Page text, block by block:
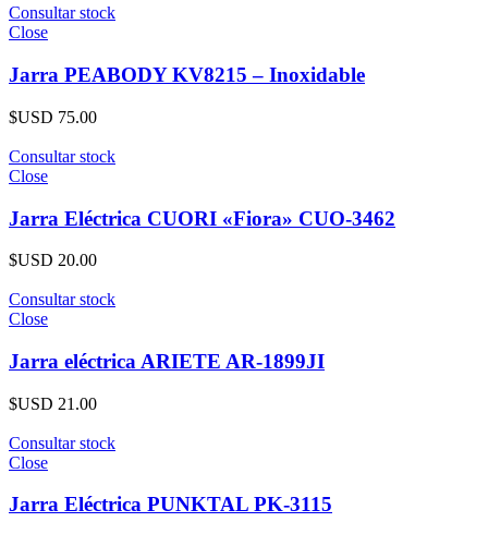
Consultar stock
Close
Jarra PEABODY KV8215 – Inoxidable
$USD 75.00
Consultar stock
Close
Jarra Eléctrica CUORI «Fiora» CUO-3462
$USD 20.00
Consultar stock
Close
Jarra eléctrica ARIETE AR-1899JI
$USD 21.00
Consultar stock
Close
Jarra Eléctrica PUNKTAL PK-3115